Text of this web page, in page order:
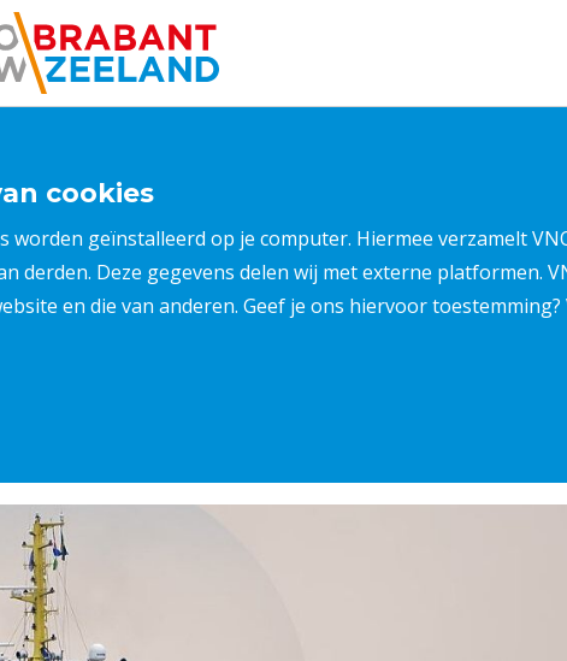
cookies
geïnstalleerd op je computer. Hiermee verzamelt
derden. Deze gegevens delen wij met externe platformen.
en die van anderen. Geef je ons hiervoor